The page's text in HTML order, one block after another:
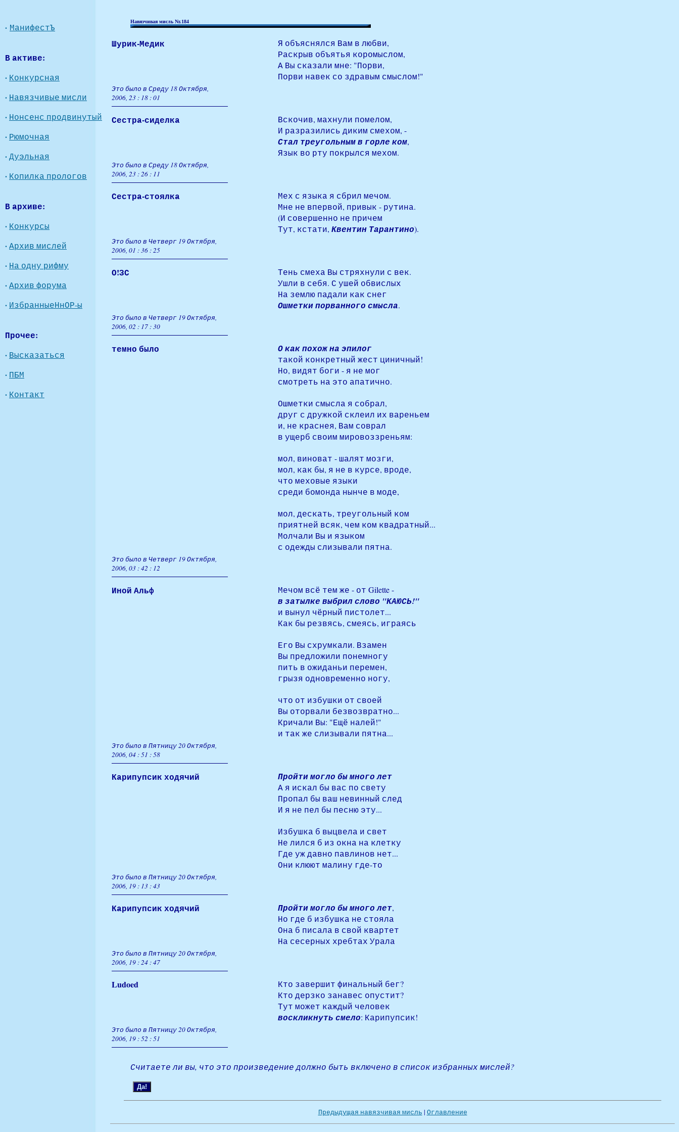
· МанифестЪ
В активе:
· Конкурсная
· Навязчивые мисли
· Нонсенс продвинутый
· Рюмочная
·Дуэльная
· Копилка прологов
В архиве:
· Конкурсы
·Архив мислей
· На одну рифму
·Архив форума
· ИзбранныеНнОР-ы
Прочее:
· Высказаться
· ПБМ
· Контакт
Навязчивая мисль Nr.184
Шурик-Медик
Я объяснялся Вам в любви,
Раскрыв объятья коромыслом,
А Вы сказали мне: "Порви,
Порви навек со здравым смыслом!"
Это было в Среду 18 Октября,
2006, 23 : 18 : 01
Сестра-сиделка
Вскочив, махнули помелом,
И разразились диким смехом, -
Стал треугольным в горле ком,
Язык во рту покрылся мехом.
Это было в Среду 18 Октября,
2006, 23 : 26 : 11
Сестра-стоялка
Мех с языка я сбрил мечом.
Мне не впервой, привык - рутина.
(И совершенно не причем
Тут, кстати, Квентин Тарантино).
Это было в Четверг 19 Октября,
2006, 01 : 36 : 25
О!ЗС
Тень смеха Вы стряхнули с век.
Ушли в себя. С ушей обвислых
На землю падали как снег
Ошметки порванного смысла.
Это было в Четверг 19 Октября,
2006, 02 : 17 : 30
темно было О как похож на эпилог
такой конкретный жест циничный!
Но, видят боги - я не мог
смотреть на это апатично.
Ошметки смысла я собрал,
друг с дружкой склеил их вареньем
и, не краснея, Вам соврал
в ущерб своим мировоззреньям:
мол, виноват - шалят мозги,
мол, как бы, я не в курсе, вроде,
что меховые языки
среди бомонда нынче в моде,
мол, дескать, треугольный ком
приятней всяк, чем ком квадратный...
Молчали Вы и языком
с одежды слизывали пятна.
Это было в Четверг 19 Октября,
2006, 03 : 42 : 12
Иной Альф Мечом всё тем же - от Gilette -
в затылке выбрил слово "КАЮСЬ!"
и вынул чёрный пистолет...
Как бы резвясь, смеясь, играясь
Его Вы схрумкали. Взамен
Вы предложили понемногу
пить в ожиданьи перемен,
грызя одновременно ногу,
что от избушки от своей
Вы оторвали безвозвратно...
Кричали Вы: "Ещё налей!"
и так же слизывали пятна...
Это было в Пятницу 20 Октября,
2006, 04 : 51 : 58
Карипупсик ходячий Пройти могло бы много лет
А я искал бы вас по свету
Пропал бы ваш невинный след
И я не пел бы песню эту...
Избушка б выцвела и свет
Не лился б из окна на клетку
Где уж давно павлинов нет...
Они клюют малину где-то
Это было в Пятницу 20 Октября,
2006, 19 : 13 : 43
Карипупсик ходячий Пройти могло бы много лет,
Но где б избушка не стояла
Она б писала в свой квартет
На сесерных хребтах Урала
Это было в Пятницу 20 Октября,
2006, 19 : 24 : 47
Ludoed
Кто завершит финальный бег?
Кто дерзко занавес опустит?
Тут может каждый человек
воскликнуть смело: Карипупсик!
Это было в Пятницу 20 Октября,
2006, 19 : 52 : 51
Считаете ли вы, что это произведение должно быть включено в список избранных мислей?
Предыдущая навязчивая мисль | Оглавление